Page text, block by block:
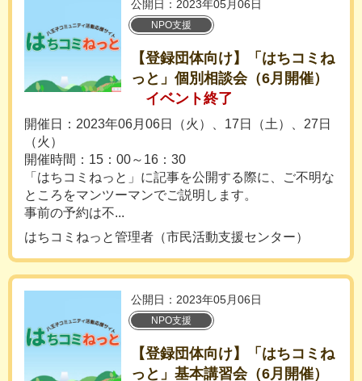
公開日：2023年05月06日
NPO支援
【登録団体向け】「はちコミね
っと」個別相談会（6月開催）
イベント終了
開催日：2023年06月06日（火）、17日（土）、27日
（火）
開催時間：15：00～16：30
「はちコミねっと」に記事を公開する際に、ご不明な
ところをマンツーマンでご説明します。
事前の予約は不...
はちコミねっと管理者（市民活動支援センター）
公開日：2023年05月06日
NPO支援
【登録団体向け】「はちコミね
っと」基本講習会（6月開催）